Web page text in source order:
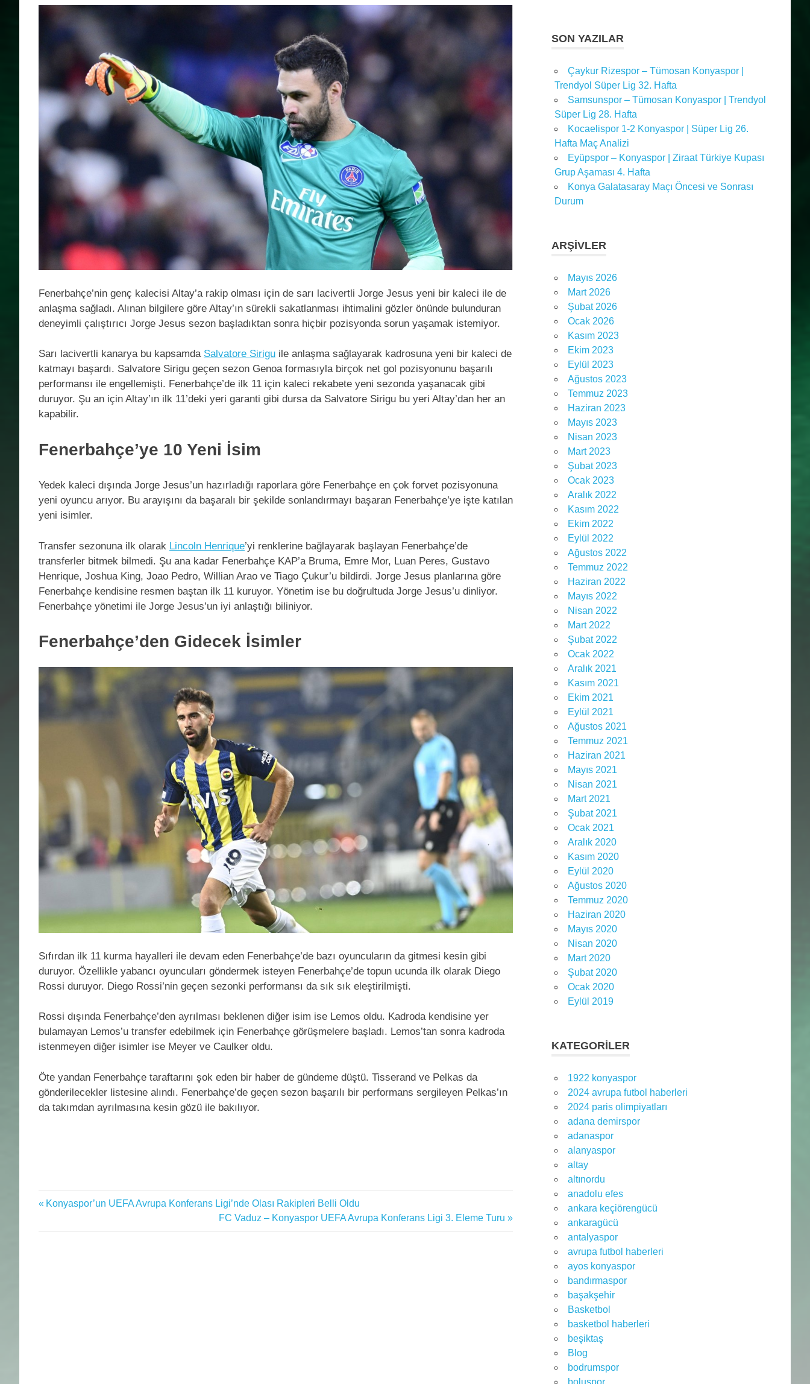
Fenerbahçe’nin genç kalecisi Altay’a rakip olması için de sarı lacivertli Jorge Jesus yeni bir kaleci ile de
anlaşma sağladı. Alınan bilgilere göre Altay’ın sürekli sakatlanması ihtimalini gözler önünde bulunduran
deneyimli çalıştırıcı Jorge Jesus sezon başladıktan sonra hiçbir pozisyonda sorun yaşamak istemiyor.
Sarı lacivertli kanarya bu kapsamda Salvatore Sirigu ile anlaşma sağlayarak kadrosuna yeni bir kaleci de
katmayı başardı. Salvatore Sirigu geçen sezon Genoa formasıyla birçok net gol pozisyonunu başarılı
performansı ile engellemişti. Fenerbahçe’de ilk 11 için kaleci rekabete yeni sezonda yaşanacak gibi
duruyor. Şu an için Altay’ın ilk 11’deki yeri garanti gibi dursa da Salvatore Sirigu bu yeri Altay’dan her an
kapabilir.
Fenerbahçe’ye 10 Yeni İsim
Yedek kaleci dışında Jorge Jesus’un hazırladığı raporlara göre Fenerbahçe en çok forvet pozisyonuna
yeni oyuncu arıyor. Bu arayışını da başaralı bir şekilde sonlandırmayı başaran Fenerbahçe’ye işte katılan
yeni isimler.
Transfer sezonuna ilk olarak Lincoln Henrique’yi renklerine bağlayarak başlayan Fenerbahçe’de
transferler bitmek bilmedi. Şu ana kadar Fenerbahçe KAP’a Bruma, Emre Mor, Luan Peres, Gustavo
Henrique, Joshua King, Joao Pedro, Willian Arao ve Tiago Çukur’u bildirdi. Jorge Jesus planlarına göre
Fenerbahçe kendisine resmen baştan ilk 11 kuruyor. Yönetim ise bu doğrultuda Jorge Jesus’u dinliyor.
Fenerbahçe yönetimi ile Jorge Jesus’un iyi anlaştığı biliniyor.
Fenerbahçe’den Gidecek İsimler
Sıfırdan ilk 11 kurma hayalleri ile devam eden Fenerbahçe’de bazı oyuncuların da gitmesi kesin gibi
duruyor. Özellikle yabancı oyuncuları göndermek isteyen Fenerbahçe’de topun ucunda ilk olarak Diego
Rossi duruyor. Diego Rossi’nin geçen sezonki performansı da sık sık eleştirilmişti.
Rossi dışında Fenerbahçe’den ayrılması beklenen diğer isim ise Lemos oldu. Kadroda kendisine yer
bulamayan Lemos’u transfer edebilmek için Fenerbahçe görüşmelere başladı. Lemos’tan sonra kadroda
istenmeyen diğer isimler ise Meyer ve Caulker oldu.
Öte yandan Fenerbahçe taraftarını şok eden bir haber de gündeme düştü. Tisserand ve Pelkas da
gönderilecekler listesine alındı. Fenerbahçe’de geçen sezon başarılı bir performans sergileyen Pelkas’ın
da takımdan ayrılmasına kesin gözü ile bakılıyor.
Bruma
Yazı
gezinmesi
Previous
Konyaspor’un UEFA Avrupa Konferans Ligi’nde Olası Rakipleri Belli Oldu
Next
Post:
FC Vaduz – Konyaspor UEFA Avrupa Konferans Ligi 3. Eleme Turu
SON YAZILAR
Çaykur Rizespor – Tümosan Konyaspor |
Trendyol Süper Lig 32. Hafta
Samsunspor – Tümosan Konyaspor | Trendyol
Süper Lig 28. Hafta
Kocaelispor 1-2 Konyaspor | Süper Lig 26.
Hafta Maç Analizi
Eyüpspor – Konyaspor | Ziraat Türkiye Kupası
Grup Aşaması 4. Hafta
Konya Galatasaray Maçı Öncesi ve Sonrası
Durum
ARŞIVLER
Mayıs 2026
Mart 2026
Şubat 2026
Ocak 2026
Kasım 2023
Ekim 2023
Eylül 2023
Ağustos 2023
Temmuz 2023
Haziran 2023
Mayıs 2023
Nisan 2023
Mart 2023
Şubat 2023
Ocak 2023
Aralık 2022
Kasım 2022
Ekim 2022
Eylül 2022
Ağustos 2022
Temmuz 2022
Haziran 2022
Mayıs 2022
Nisan 2022
Mart 2022
Şubat 2022
Ocak 2022
Aralık 2021
Kasım 2021
Ekim 2021
Eylül 2021
Ağustos 2021
Temmuz 2021
Haziran 2021
Mayıs 2021
Nisan 2021
Mart 2021
Şubat 2021
Ocak 2021
Aralık 2020
Kasım 2020
Eylül 2020
Ağustos 2020
Temmuz 2020
Haziran 2020
Mayıs 2020
Nisan 2020
Mart 2020
Şubat 2020
Ocak 2020
Eylül 2019
KATEGORILER
1922 konyaspor
2024 avrupa futbol haberleri
2024 paris olimpiyatları
adana demirspor
adanaspor
alanyaspor
altay
altınordu
anadolu efes
ankara keçiörengücü
ankaragücü
antalyaspor
avrupa futbol haberleri
ayos konyaspor
bandırmaspor
başakşehir
Basketbol
basketbol haberleri
beşiktaş
Blog
bodrumspor
boluspor